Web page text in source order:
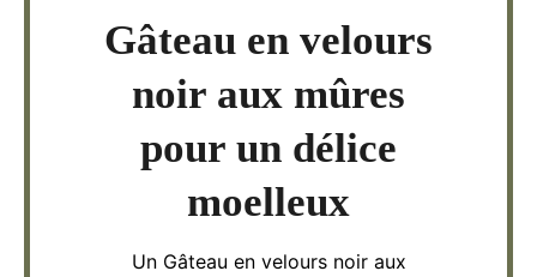
Gâteau en velours
noir aux mûres
pour un délice
moelleux
Un Gâteau en velours noir aux